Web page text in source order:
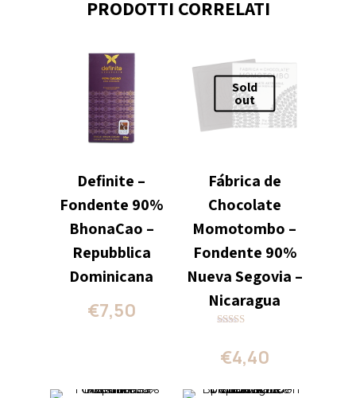
PRODOTTI CORRELATI
Definite –
Fondente 90%
BhonaCao –
Repubblica
Dominicana
€7,50
Sold
out
Fábrica de
Chocolate
Momotombo –
Fondente 90%
Nueva Segovia –
Nicaragua
su 5
€4,40